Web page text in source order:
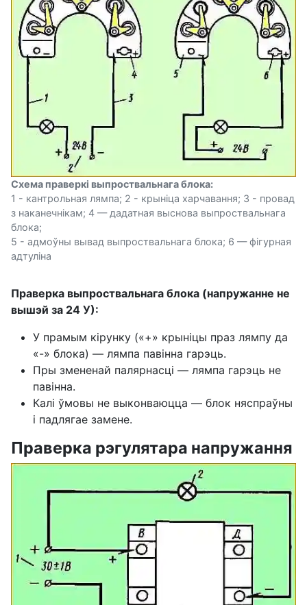
Схема праверкі выпроствальнага блока:
1 - кантрольная лямпа; 2 - крыніца харчавання; 3 - провад
з наканечнікам; 4 — дадатная выснова выпроствальнага
блока;
5 - адмоўны вывад выпроствальнага блока; 6 — фігурная
адтуліна
Праверка выпроствальнага блока (напружанне не
вышэй за 24 У):
У прамым кірунку («+» крыніцы праз лямпу да
«-» блока) — лямпа павінна гарэць.
Пры змененай палярнасці — лямпа гарэць не
павінна.
Калі ўмовы не выконваюцца — блок няспраўны
і падлягае замене.
Праверка рэгулятара напружання